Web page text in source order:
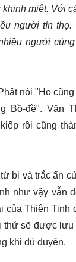
miệt. Với
người tín thọ.
người
nói "Họ
Bồ-đề". Văn
rồi cũng
bi và trắc ẩn
như vậy vẫn
của Thiện Tinh
thứ sẽ được
khi đủ duyên.